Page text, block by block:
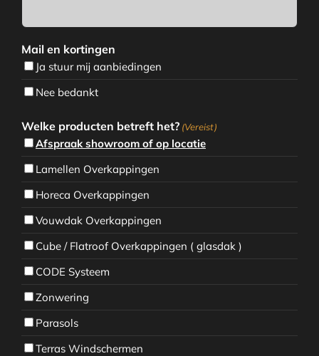
Mail en kortingen
Ja stuur mij aanbiedingen
Nee bedankt
Welke producten betreft het? (Vereist)
Afspraak showroom of op locatie
Lamellen Overkappingen
Horeca Overkappingen
Vouwdak Overkappingen
Cube / Flatroof Overkappingen ( glasdak )
CODE Systeem
Zonwering
Parasols
Terras Windschermen